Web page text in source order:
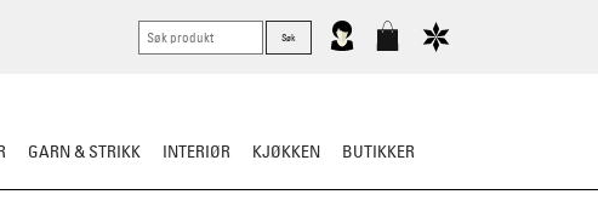
GARN & STRIKK INTERIØR KJØKKEN BUTIKKER